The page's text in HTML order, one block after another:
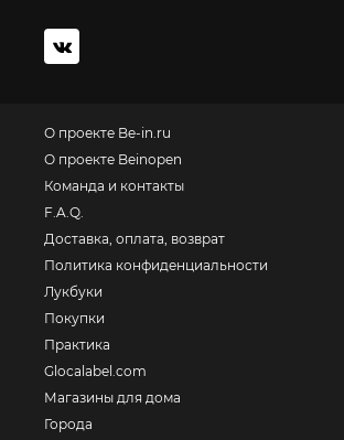
О проекте Be-in.ru
О проекте Beinopen
Команда и контакты
F.A.Q.
Доставка, оплата, возврат
Политика конфиденциальности
Лукбуки
Покупки
Практика
Glocalabel.com
Магазины для дома
Города